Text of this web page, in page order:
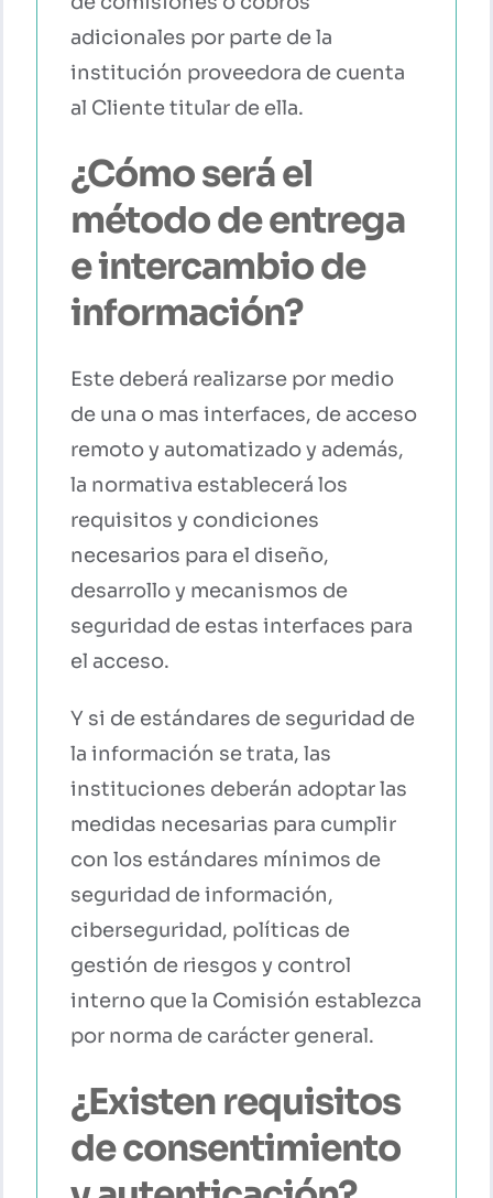
adicionales por parte de la
institución proveedora de cuenta
al Cliente titular de ella.
¿Cómo será el
método de entrega
e intercambio de
información?
Este deberá realizarse por medio
de una o mas interfaces, de acceso
remoto y automatizado y además,
la normativa establecerá los
requisitos y condiciones
necesarios para el diseño,
desarrollo y mecanismos de
seguridad de estas interfaces para
el acceso.
Y si de estándares de seguridad de
la información se trata, las
instituciones deberán adoptar las
medidas necesarias para cumplir
con los estándares mínimos de
seguridad de información,
ciberseguridad, políticas de
gestión de riesgos y control
interno que la Comisión establezca
por norma de carácter general.
¿Existen requisitos
de consentimiento